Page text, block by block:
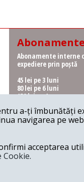
Abonamente interne
expediere prin poștă
45 lei pe 3 luni
80 lei pe 6 luni
150 lei pe 1 an
Abonamente interne
ridicare de la redacție
62 lei pe 6 luni
115 lei pe 1 an
a-ți îmbunătăți
navigarea pe
acceptarea
Cookie.